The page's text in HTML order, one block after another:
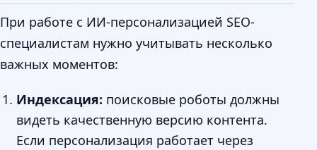
При работе с ИИ-персонализацией SEO-
специалистам нужно учитывать несколько
важных моментов:
Индексация: поисковые роботы должны
видеть качественную версию контента.
Если персонализация работает через